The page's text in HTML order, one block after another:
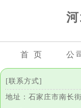
首 页 公
[联系方式]
地址：石家庄市南长